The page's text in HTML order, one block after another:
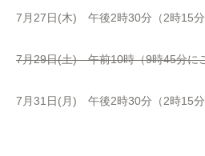
7月27日(木) 午後2時30分（2時15分
7月29日(土) 午前10時（9時45分に
7月31日(月) 午後2時30分（2時15分